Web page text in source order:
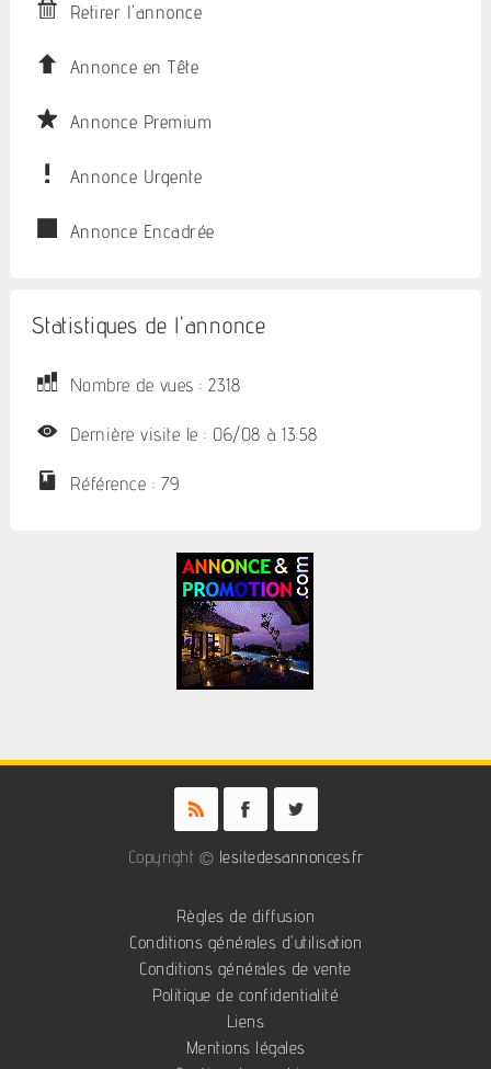
Retirer l'annonce
Annonce en Tête
Annonce Premium
Annonce Urgente
Annonce Encadrée
Statistiques de l'annonce
Nombre de vues : 2318
Dernière visite le : 06/08 à 13:58
Référence : 79
Copyright © lesitedesannonces.fr
Règles de diffusion
Conditions générales d'utilisation
Conditions générales de vente
Politique de confidentialité
Liens
Mentions légales